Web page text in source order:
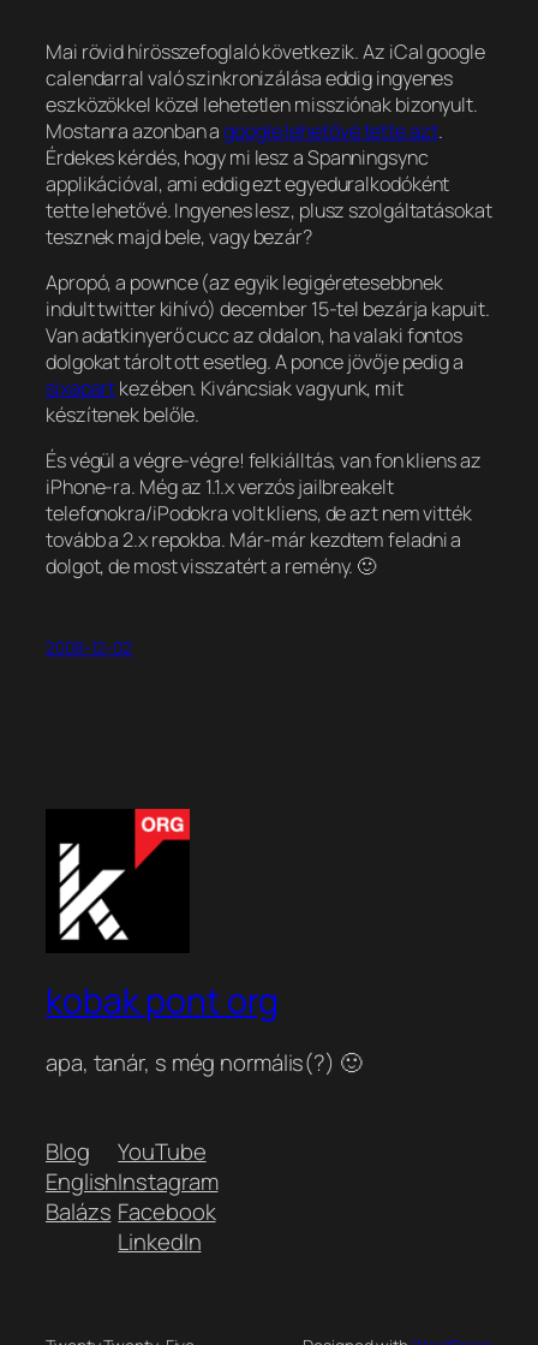
Mai rövid hírösszefoglaló következik. Az iCal google
calendarral való szinkronizálása eddig ingyenes
eszközökkel közel lehetetlen missziónak bizonyult.
Mostanra azonban agoogle lehetővé tette azt.
Érdekes kérdés, hogy mi lesz a Spanningsync
applikációval, ami eddig ezt egyeduralkodóként
tette lehetővé. Ingyenes lesz, plusz szolgáltatásokat
tesznek majd bele, vagy bezár?
Apropó, a pownce (az egyik legigéretesebbnek
indult twitter kihívó) december 15-tel bezárja kapuit.
Van adatkinyerő cucc az oldalon, ha valaki fontos
dolgokat tárolt ott esetleg. A ponce jövője pedig a
sixapartkezében. Kiváncsiak vagyunk, mit
készítenek belőle.
És végül a végre-végre! felkiálltás, van fon kliens az
iPhone-ra. Még az 1.1.x verzós jailbreakelt
telefonokra/iPodokra volt kliens, de azt nem vitték
tovább a 2.x repokba. Már-már kezdtem feladni a
dolgot, de most visszatért a remény. 🙂
2008-12-02
kobak pont org
apa, tanár, s még normális(?) 🙂
Blog
English
Balázs
YouTube
Instagram
Facebook
LinkedIn